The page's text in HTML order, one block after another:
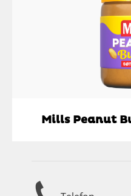
Mills Peanut